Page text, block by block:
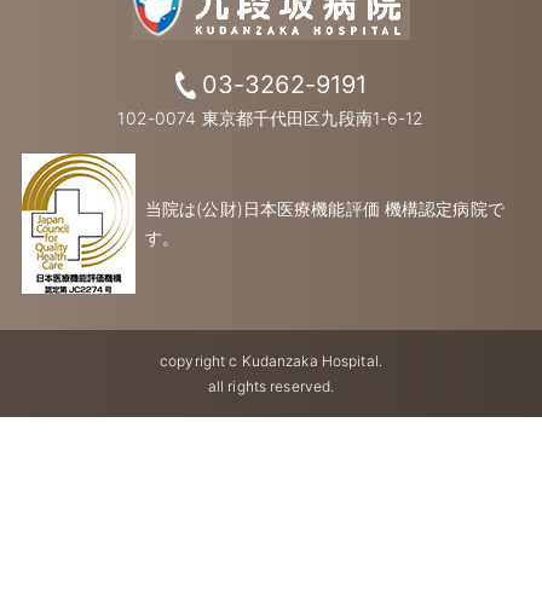
03-3262-9191
102-0074 東京都千代田区九段南1-6-12
当院は(公財)日本医療機能評価 機構認定病院で
す。
copyright c Kudanzaka Hospital.
all rights reserved.